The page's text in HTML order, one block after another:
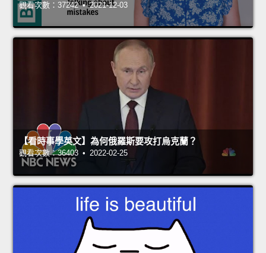
觀看次數：37242 • 2021-12-03
【看時事學英文】為何俄羅斯要攻打烏克蘭？
觀看次數：36403 • 2022-02-25